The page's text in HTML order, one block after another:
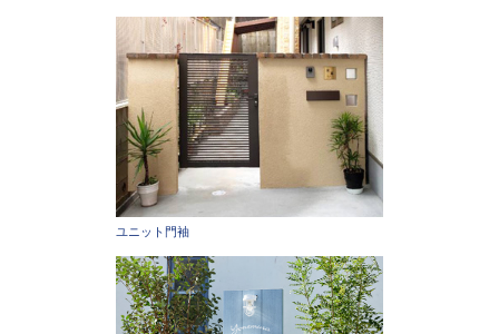
ユニット門袖